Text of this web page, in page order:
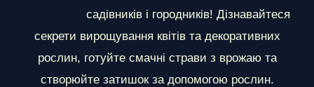
садівників і городників! Дізнавайтеся
секрети вирощування квітів та декоративних
рослин, готуйте смачні страви з врожаю та
створюйте затишок за допомогою рослин.